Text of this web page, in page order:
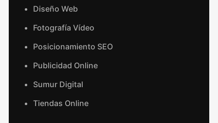
Diseño Web
Fotografía Vídeo
Posicionamiento SEO
Publicidad Online
Sumur Digital
Tiendas Online